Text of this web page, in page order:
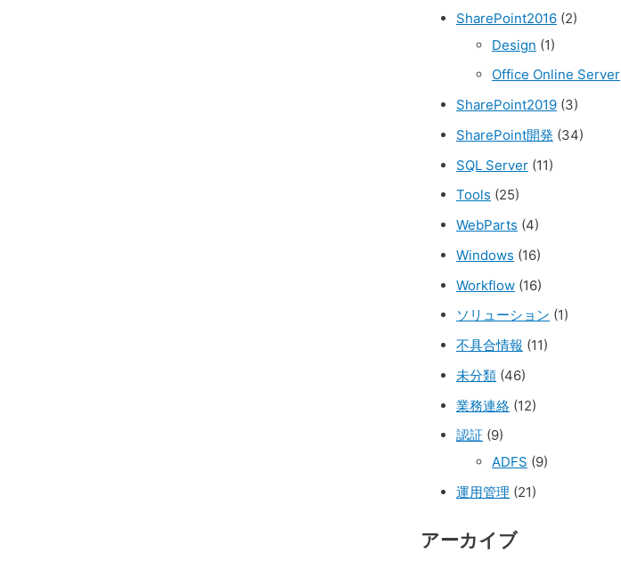
SharePoint2016 (2)
Design (1)
Office Online Server
SharePoint2019 (3)
SharePoint開発 (34)
SQL Server (11)
Tools (25)
WebParts (4)
Windows (16)
Workflow (16)
ソリューション (1)
不具合情報 (11)
未分類 (46)
業務連絡 (12)
認証 (9)
ADFS (9)
運用管理 (21)
アーカイブ